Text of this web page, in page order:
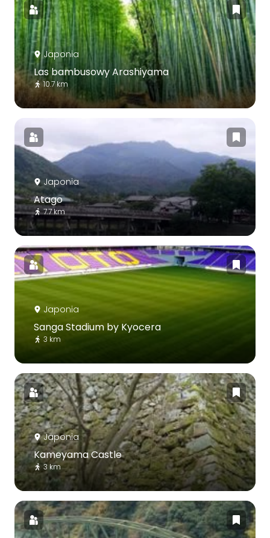
Japonia
Las bambusowy Arashiyama
10.7 km
Japonia
Atago
7.7 km
Japonia
Sanga Stadium by Kyocera
3 km
Japonia
Kameyama Castle
3 km